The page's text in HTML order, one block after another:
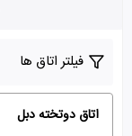
فیلتر اتاق ها
اتاق دوتخته دبل